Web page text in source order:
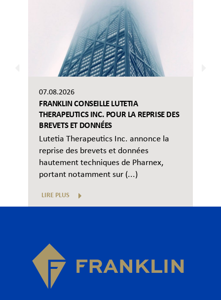
07.08.2026
FRANKLIN CONSEILLE LUTETIA
THERAPEUTICS INC. POUR LA REPRISE DES
BREVETS ET DONNÉES
Lutetia Therapeutics Inc. annonce la
reprise des brevets et données
hautement techniques de Pharnex,
portant notamment sur (...)
LIRE PLUS